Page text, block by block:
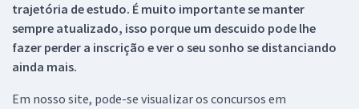
trajetória de estudo. É muito importante se manter
sempre atualizado, isso porque um descuido pode lhe
fazer perder a inscrição e ver o seu sonho se distanciando
ainda mais.
Em nosso site, pode-se visualizar os concursos em